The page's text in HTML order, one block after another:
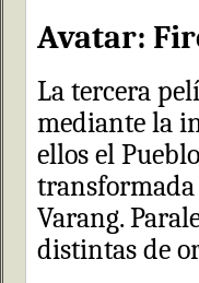
Avatar:
La tercera
mediante la
ellos el
transformada
Varang.
distintas de